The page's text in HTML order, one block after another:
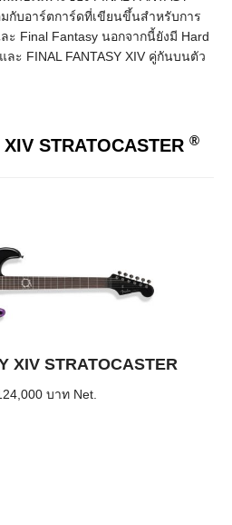
กับอาร์ตการ์ดที่เขียนขึ้นสำหรับการ
ะ Final Fantasy นอกจากนี้ยังมี Hard
ะ FINAL FANTASY XIV คู่กันบนตัว
STRATOCASTER ®
XIV STRATOCASTER
บาท Net.